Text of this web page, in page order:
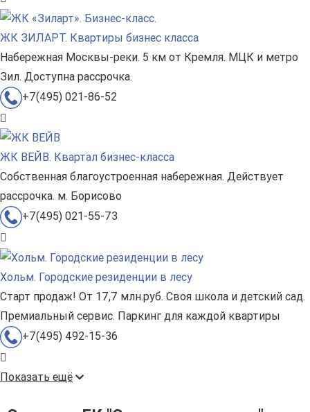
ЖК ЗИЛАРТ. Квартиры бизнес класса
Набережная Москвы-реки. 5 км от Кремля. МЦК и метро
Зил. Доступна рассрочка.
+7(495) 021-86-52
ЖК ВЕЙВ. Квартал бизнес-класса
Собственная благоустроенная набережная. Действует
рассрочка. м. Борисово
+7(495) 021-55-73
Хольм. Городские резиденции в лесу
Старт продаж! От 17,7 млн.руб. Своя школа и детский сад.
Премиальный сервис. Паркинг для каждой квартиры
+7(495) 492-15-36
Показать ещё